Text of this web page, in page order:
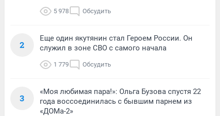
5 978 Обсудить
2
Еще один якутянин стал Героем России. Он
служил в зоне СВО с самого начала
1 779 Обсудить
3
«Моя любимая пара!»: Ольга Бузова спустя 22
года воссоединилась с бывшим парнем из
«ДОМа-2»